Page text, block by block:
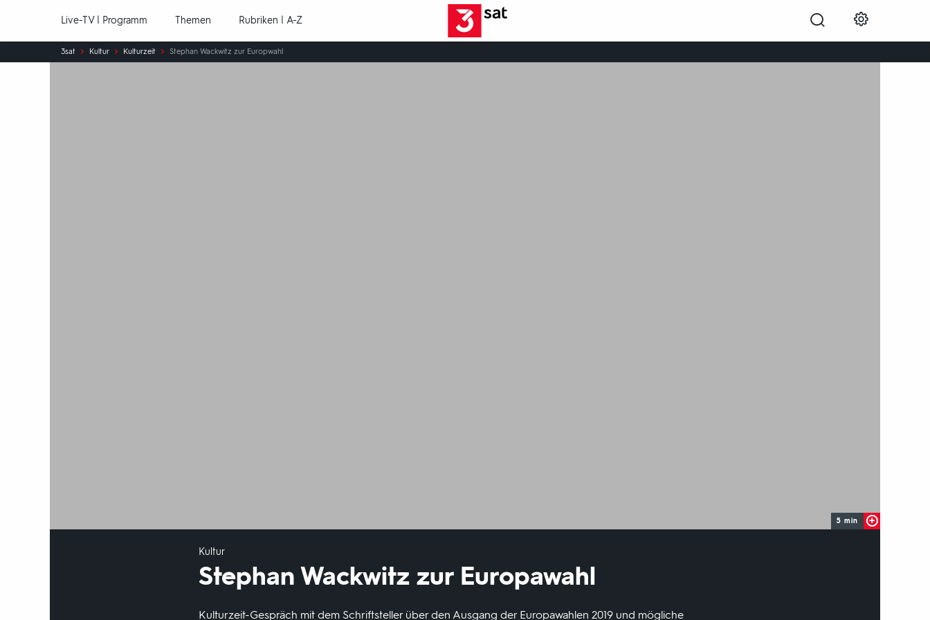
Live-TV | Programm Themen Rubriken | A-Z
Sie
sind
3sat Kultur Kulturzeit Stephan Wackwitz zur Europwahl
5 min
Kultur
Stephan Wackwitz zur Europawahl
Kulturzeit-Gespräch mit dem Schriftsteller über den Ausgang der Europawahlen 2019 und mögliche